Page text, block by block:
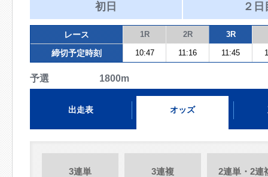
初日 ２日
レース 1R 2R 3R
締切予定時刻 10:47 11:16 11:45
予選 1800m
出走表 オッズ
3連単 3連複 2連単・2連